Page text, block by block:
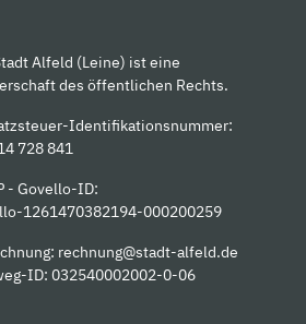
Alfeld (Leine) ist eine
des öffentlichen Rechts.
Identifikationsnummer:
728 841
- Govello-ID:
1261470382194-000200259
rechnung@stadt-alfeld.de
ID: 032540002002-0-06